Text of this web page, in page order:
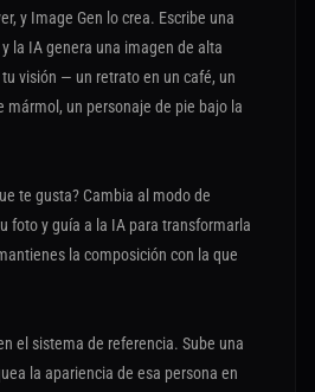
y Image Gen lo crea. Escribe una
la IA genera una imagen de alta
visión — un retrato en un café, un
mármol, un personaje de pie bajo la
te gusta? Cambia al modo de
foto y guía a la IA para transformarla
la composición con la que
el sistema de referencia. Sube una
la apariencia de esa persona en